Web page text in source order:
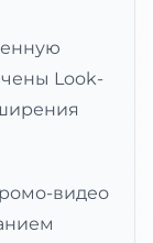
Look-
видео